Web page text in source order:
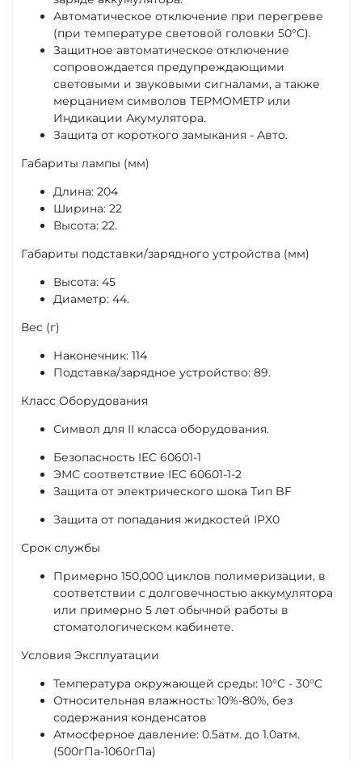
Автоматическое отключение при перегреве
(при температуре световой головки 50°C).
Защитное автоматическое отключение
сопровождается предупреждающими
световыми и звуковыми сигналами, а также
мерцанием символов ТЕРМОМЕТР или
Индикации Акумулятора.
Защита от короткого замыкания - Авто.
Габариты лампы (мм)
Длина: 204
Ширина: 22
Высота: 22.
Габариты подставки/зарядного устройства (мм)
Высота: 45
Диаметр: 44.
Вес (г)
Наконечник: 114
Подставка/зарядное устройство: 89.
Класс Оборудования
Символ для II класса оборудования.
Безопасность IEC 60601-1
ЭМС соответствие IEC 60601-1-2
Защита от электрического шока Тип BF
Защита от попадания жидкостей IPX0
Срок службы
Примерно 150,000 циклов полимеризации, в
соответствии с долговечностью аккумулятора
или примерно 5 лет обычной работы в
стоматологическом кабинете.
Условия Эксплуатации
Температура окружающей среды: 10°C - 30°C
Относительная влажность: 10%-80%, без
содержания конденсатов
Атмосферное давление: 0.5атм. до 1.0атм.
(500гПа-1060гПа)